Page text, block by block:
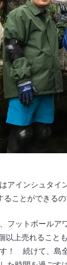
アインシュタ
ることができる
フットボールア
以上売れること
！ 続けて、島